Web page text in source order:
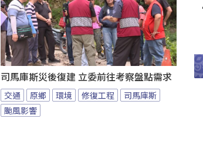
司馬庫斯災後復建 立委前往考察盤點需求
交通 原鄉 環境 修復工程
司馬庫斯
颱風影響